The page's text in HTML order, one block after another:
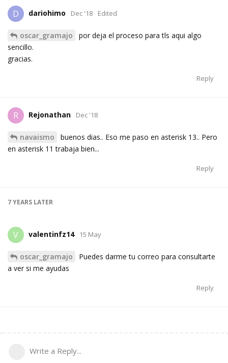
D dariohimo Dec '18 Edited
oscar_gramajo
por deja el proceso para tls aqui algo
sencillo.
gracias.
Reply
R Rejonathan Dec '18
navaismo
buenos dias.. Eso me paso en asterisk 13.. Pero
en asterisk 11 trabaja bien...
Reply
7 YEARS LATER
V valentinfz14 15 May
oscar_gramajo
Puedes darme tu correo para consultarte
a ver si me ayudas
Reply
Write a Reply...